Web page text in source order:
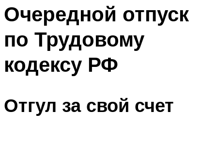
Очередной отпуск
по Трудовому
кодексу РФ
Отгул за свой счет